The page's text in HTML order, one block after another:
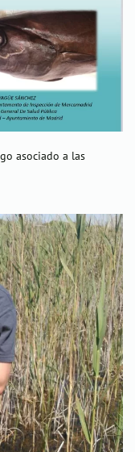
asociado a las